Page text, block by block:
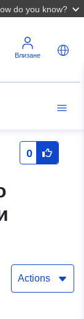
do you know?
Влизане
0
за
Actions